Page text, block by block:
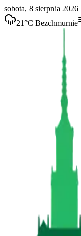
sobota, 8 sierpnia 2026
21°C Bezchmurnie